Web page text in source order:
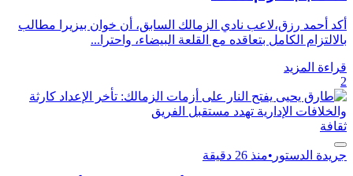
أكد أحمد رزق،لاعب نادي الزمالك السابق، أن خوان بيزيرا مطالب
بالالتزام الكامل بتعاقده مع القلعة البيضاء، واحترا...
قراءة المزيد
2
ثقافة
جريدة الدستور •منذ 26 دقيقة